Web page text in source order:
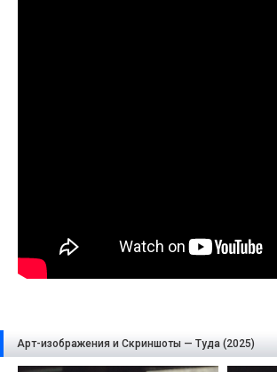
Арт-изображения и Скриншоты — Туда (2025)